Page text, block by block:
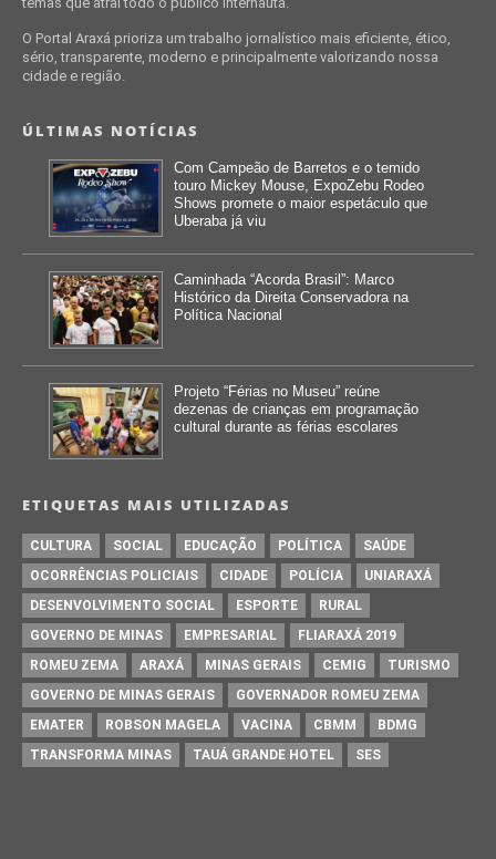
O Portal Araxá prioriza um trabalho jornalístico mais eficiente, ético,
sério, transparente, moderno e principalmente valorizando nossa
cidade e região.
ÚLTIMAS NOTÍCIAS
Com Campeão de Barretos e o temido
touro Mickey Mouse, ExpoZebu Rodeo
Shows promete o maior espetáculo que
Uberaba já viu
Caminhada “Acorda Brasil”: Marco
Histórico da Direita Conservadora na
Política Nacional
Projeto “Férias no Museu” reúne
dezenas de crianças em programação
cultural durante as férias escolares
ETIQUETAS MAIS UTILIZADAS
CULTURA SOCIAL EDUCAÇÃO POLÍTICA
SAÚDE
OCORRÊNCIAS POLICIAIS
CIDADE POLÍCIA
UNIARAXÁ
DESENVOLVIMENTO SOCIAL
ESPORTE
RURAL
GOVERNO DE MINAS
EMPRESARIAL
FLIARAXÁ 2019
ROMEU ZEMA
ARAXÁ MINAS GERAIS CEMIG
TURISMO
GOVERNO DE MINAS GERAIS
GOVERNADOR ROMEU ZEMA
EMATER
ROBSON MAGELA VACINA CBMM
BDMG
TRANSFORMA MINAS
TAUÁ GRANDE HOTEL SES